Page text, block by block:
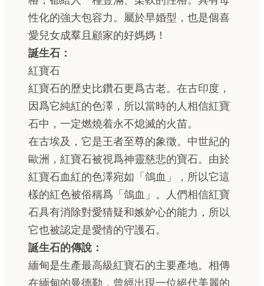
性化的強大包容力。屬於早婚型，也是個喜
愛兒女成羣且顧家的好媽媽！
誕生石：
紅寶石
紅寶石的歷史比鑽石更爲古老。在古印度，
因爲它純紅的色澤，所以當時的人相信紅寶
石中，一定燃燒着永不熄滅的火苗。
在古埃及，它是王者至尊的象徵。中世紀的
歐洲，紅寶石被視爲神靈慈悲的寶石。由於
紅寶石血紅的色澤宛如「鴿血」，所以它這
樣的紅色被俗稱爲「鴿血」。人們相信紅寶
石具有消除對愛猜疑和嫉妒心的能力，所以
它也被認定是愛情的守護石。
誕生石的傳說：
緬甸是生產最高級紅寶石的主要產地。相傳
在緬甸的曼德勒，曾經出現一位絕代美麗的